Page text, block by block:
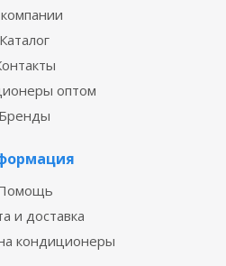
Каталог
оптом
Бренды
и доставка
кондиционеры